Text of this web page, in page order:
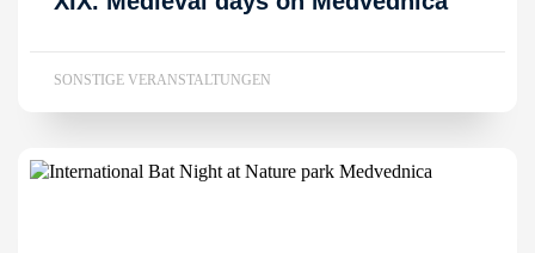
SONSTIGE VERANSTALTUNGEN